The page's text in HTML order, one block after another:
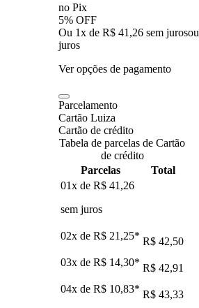
no Pix
5% OFF
Ou 1x de R$ 41,26 sem jurosou
juros
Ver opções de pagamento
Parcelamento
Cartão Luiza
Cartão de crédito
Tabela de parcelas de Cartão
de crédito
Parcelas
Total
01x de R$ 41,26
sem juros
02x de R$ 21,25* R$ 42,50
03x de R$ 14,30* R$ 42,91
04x de R$ 10,83* R$ 43,33